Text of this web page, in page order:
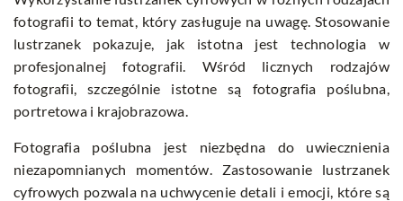
fotografii to temat, który zasługuje na uwagę. Stosowanie
lustrzanek pokazuje, jak istotna jest technologia w
profesjonalnej fotografii. Wśród licznych rodzajów
fotografii, szczególnie istotne są fotografia poślubna,
portretowa i krajobrazowa.
Fotografia poślubna jest niezbędna do uwiecznienia
niezapomnianych momentów. Zastosowanie lustrzanek
cyfrowych pozwala na uchwycenie detali i emocji, które są